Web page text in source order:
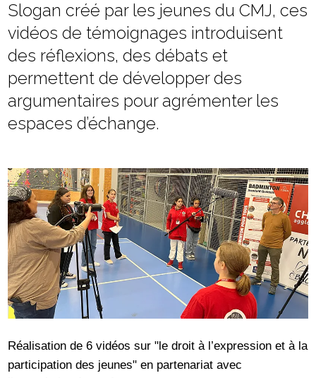
Slogan créé par les jeunes du CMJ, ces
vidéos de témoignages introduisent
des réflexions, des débats et
permettent de développer des
argumentaires pour agrémenter les
espaces d’échange.
Réalisation de 6 vidéos sur "le droit à l’expression et à la
participation des jeunes" en partenariat avec